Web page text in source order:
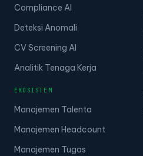
Compliance AI
Deteksi Anomali
CV Screening AI
Analitik Tenaga Kerja
EKOSISTEM
Manajemen Talenta
Manajemen Headcount
Manajemen Tugas